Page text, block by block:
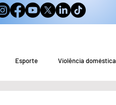
Esporte Violência doméstica